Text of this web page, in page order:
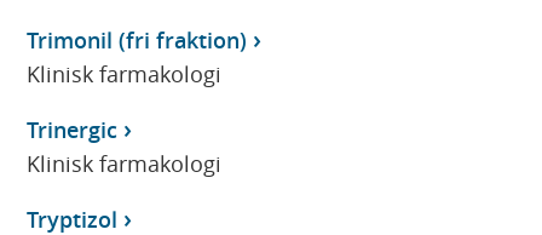
Trimonil (fri fraktion)
Klinisk farmakologi
Trinergic
Klinisk farmakologi
Tryptizol